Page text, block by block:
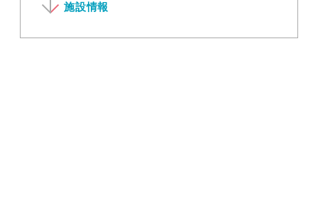
施設情報